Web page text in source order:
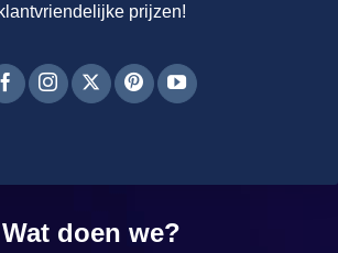
klantvriendelijke prijzen!
Wat doen we?